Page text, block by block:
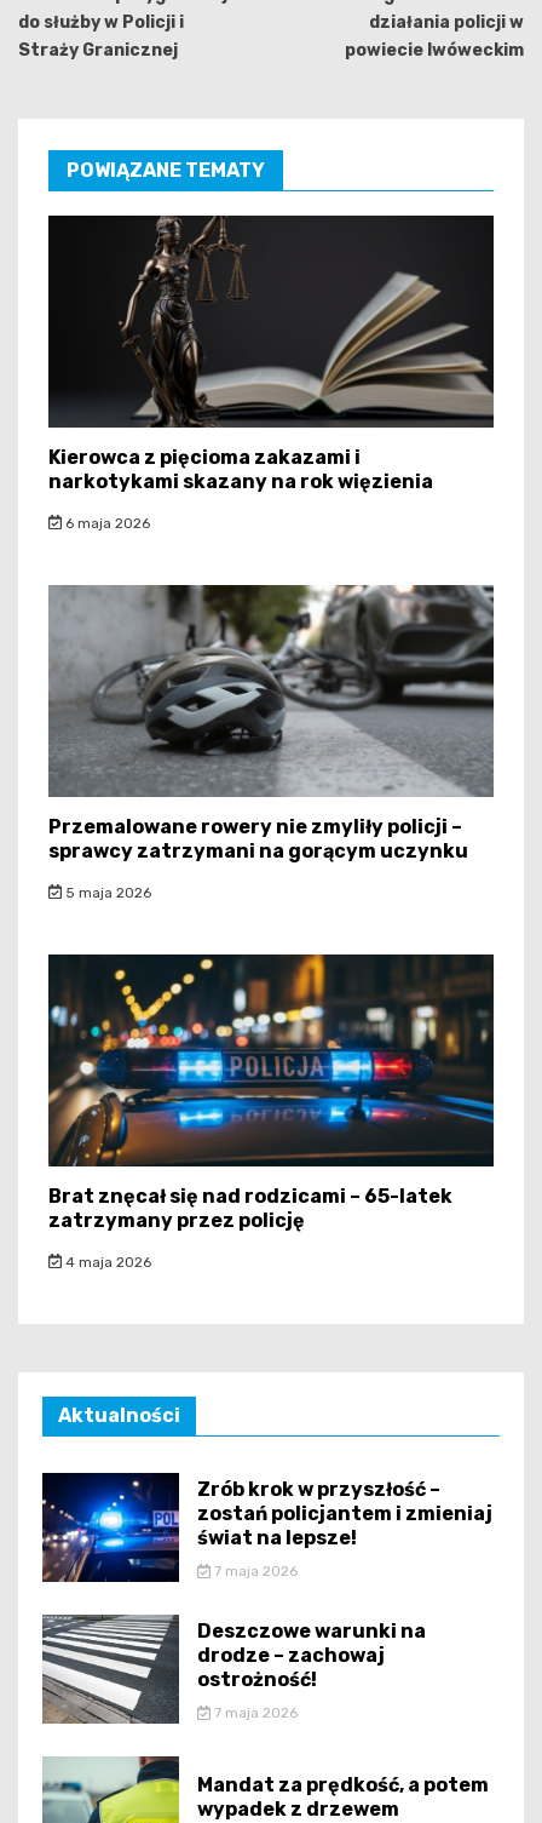
do służby w Policji i
Straży Granicznej
działania policji w
powiecie lwóweckim
POWIĄZANE TEMATY
Kierowca z pięcioma zakazami i
narkotykami skazany na rok więzienia
6 maja 2026
Przemalowane rowery nie zmyliły policji –
sprawcy zatrzymani na gorącym uczynku
5 maja 2026
Brat znęcał się nad rodzicami – 65-latek
zatrzymany przez policję
4 maja 2026
Aktualności
Zrób krok w przyszłość –
zostań policjantem i zmieniaj
świat na lepsze!
7 maja 2026
Deszczowe warunki na
drodze – zachowaj
ostrożność!
7 maja 2026
Mandat za prędkość, a potem
wypadek z drzewem